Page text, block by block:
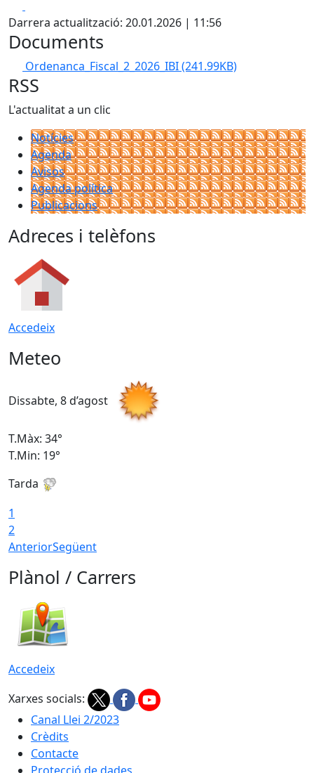
Darrera actualització: 20.01.2026 | 11:56
Documents
Ordenanca_Fiscal_2_2026_IBI(241.99KB)
RSS
L'actualitat a un clic
Notícies
Agenda
Avisos
Agenda política
Publicacions
Adreces i telèfons
Accedeix
Meteo
Dissabte, 8 d’agost
T.Màx: 34°
T.Min: 19°
Tarda
1
2
AnteriorSegüent
Plànol / Carrers
Accedeix
Xarxes socials:
Canal Llei 2/2023
Crèdits
Contacte